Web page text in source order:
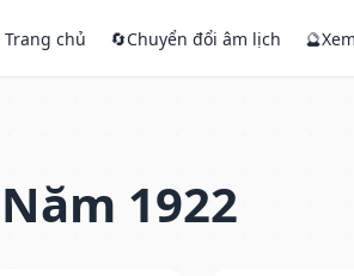
Trang chủ 🔄Chuyển đổi âm lịch 🔮
1922